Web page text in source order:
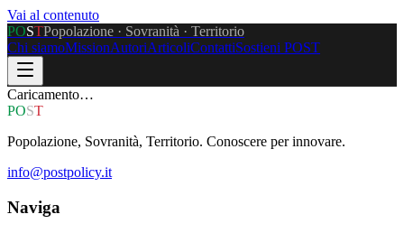
Vai al contenuto
POSTPopolazione · Sovranità · Territorio
Chi siamoMissionAutoriArticoliContattiSostieni POST
Caricamento…
POST
Popolazione, Sovranità, Territorio. Conoscere per innovare.
info@postpolicy.it
Naviga